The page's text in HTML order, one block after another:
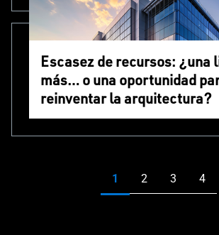
Escasez de recursos: ¿una
más… o una oportunidad
reinventar la arquitectura?